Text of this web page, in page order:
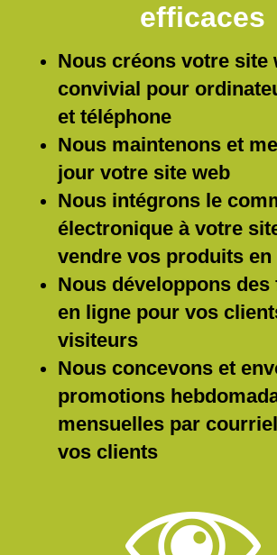
efficaces
Nous créons votre site
convivial pour
et téléphone
Nous maintenons et
jour votre site web
Nous intégrons le
électronique à votre
vendre vos produits en
Nous développons
en ligne pour vos
visiteurs
Nous concevons et
promotions
mensuelles par
vos clients